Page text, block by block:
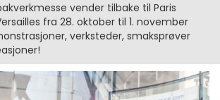
vender tilbake til Paris
fra 28. oktober til 1. november
verksteder, smaksprøver